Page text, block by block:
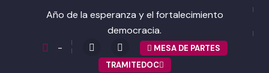
Año de la esperanza y el fortalecimiento
democracia.
-
MESA DE PARTES
TRAMITEDOC